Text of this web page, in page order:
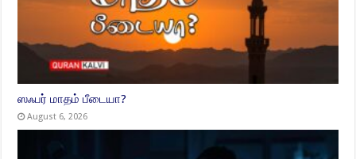
ஸஃபர் மாதம் பீடையா?
August 6, 2026